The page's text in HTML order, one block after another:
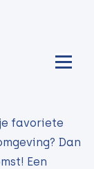
favoriete
Dan
Een